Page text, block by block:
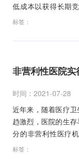
低成本以获得长期
战…
标签：
非营利性医院
时间：2021-07-28
近年来，随着医疗
趋激烈，医院的生
分的非营利性医疗
实…
标签：